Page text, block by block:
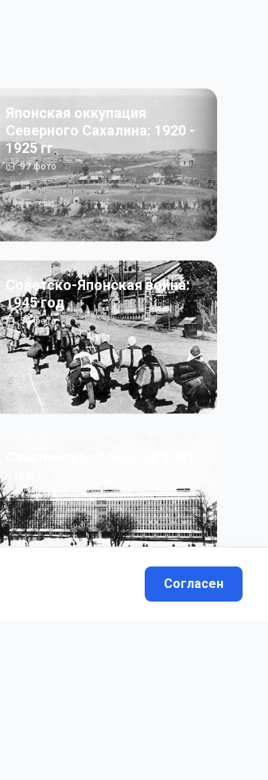
Японская оккупация
Северного Сахалина: 1920 -
1925 гг
97фото
Советско-Японская война:
1945 год
50фото
13фото
Согласен